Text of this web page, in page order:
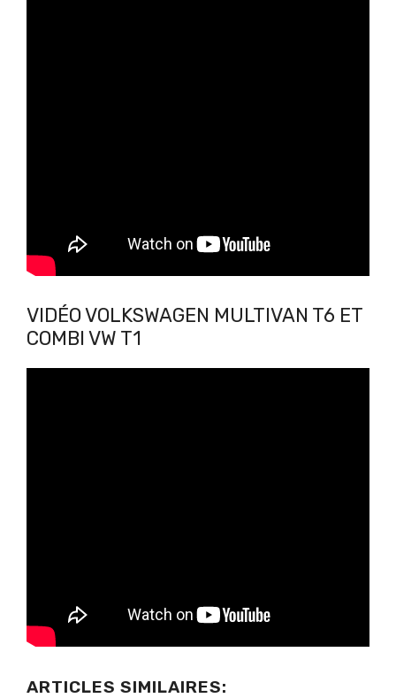
VIDÉO VOLKSWAGEN MULTIVAN T6 ET
COMBI VW T1
ARTICLES SIMILAIRES: